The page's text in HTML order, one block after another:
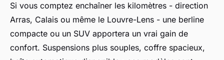
Si vous comptez enchaîner les kilomètres - direction
Arras, Calais ou même le Louvre-Lens - une berline
compacte ou un SUV apportera un vrai gain de
confort. Suspensions plus souples, coffre spacieux,